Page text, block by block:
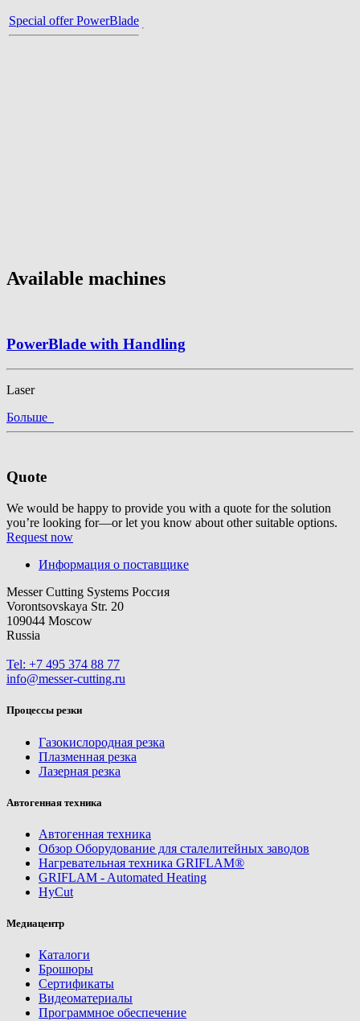
Special offer PowerBlade
Available machines
PowerBlade with Handling
Laser
Больше
Quote
We would be happy to provide you with a quote for the solution
you’re looking for—or let you know about other suitable options.
Request now
Информация о поставщике
Messer Cutting Systems Россия
Vorontsovskaya Str. 20
109044 Moscow
Russia
Tel: +7 495 374 88 77
info@messer-cutting.ru
Процессы резки
Газокислородная резка
Плазменная резка
Лазерная резка
Автогенная техника
Автогенная техника
Обзор Оборудование для сталелитейных заводов
Нагревательная техника GRIFLAM®
GRIFLAM - Automated Heating
HyCut
Медиацентр
Каталоги
Брошюры
Сертификаты
Видеоматериалы
Программное обеспечение